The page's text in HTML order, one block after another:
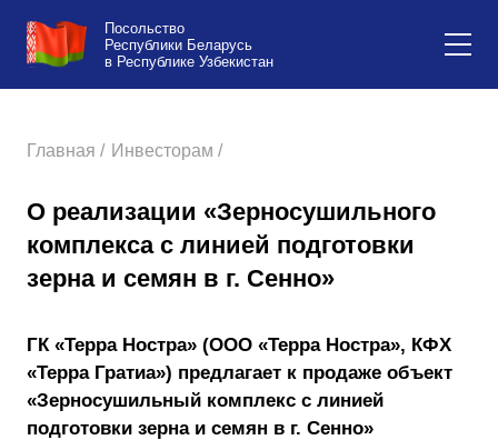
Посольство
Республики Беларусь
в Республике Узбекистан
Главная / Инвесторам /
О реализации «Зерносушильного
комплекса с линией подготовки
зерна и семян в г. Сенно»
ГК «Терра Ностра» (ООО «Терра Ностра», КФХ
«Терра Гратиа») предлагает к продаже объект
«Зерносушильный комплекс с линией
подготовки зерна и семян в г. Сенно»